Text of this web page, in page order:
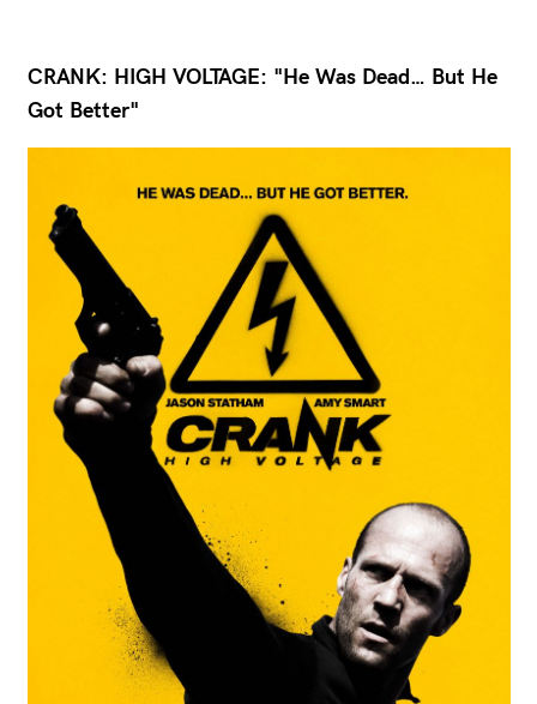
CRANK: HIGH VOLTAGE: "He Was Dead… But He
Got Better"